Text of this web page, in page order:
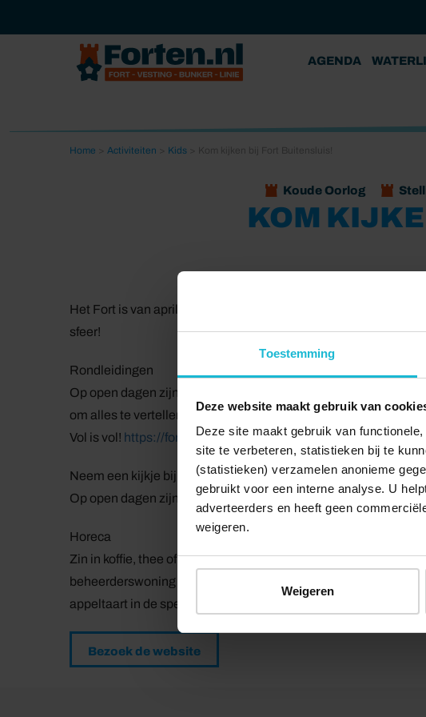
Toestemming
Deze website maakt gebruik van
Deze site maakt gebruik van
site te verbeteren, statistieken bij te
(statistieken) verzamelen anonieme
gebruikt voor een interne analyse. U
adverteerders en heeft geen
weigeren.
Weigeren
AGENDA
Home Activiteiten Kids
Koude Oorlog
KOM
Het Fort is van april tot en met oktober regelmatig open voor
sfeer!
Rondleidingen
Op open dagen zijn rondleidingen onder begeleiding van een
om alles te vertellen over de historie van het/fort. De
Vol is vol! https://fortbuitensluis.nl/zien-doen/
Neem een kijkje bij de Zendamateurs
Op open dagen zijn de zendamateurs meestal aanwezig. Zij
Horeca
Zin in koffie, thee of fris met appeltaart of een tosti? Ook
beheerderswoning is een terrasje waar je wat kan drinken en
appeltaart in de speciale weekenden met rondleidingen.
Bezoek de website